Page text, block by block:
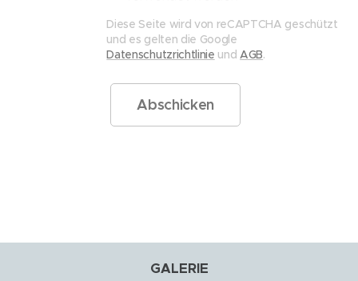
Diese Seite wird von reCAPTCHA geschützt
und es gelten die Google
Datenschutzrichtlinie undAGB.
Abschicken
GALERIE